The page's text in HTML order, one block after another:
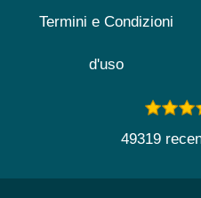
Termini e Condizioni
d'uso
49319